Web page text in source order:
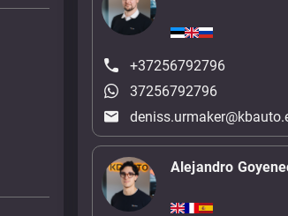
+37256792796
37256792796
Alejandro